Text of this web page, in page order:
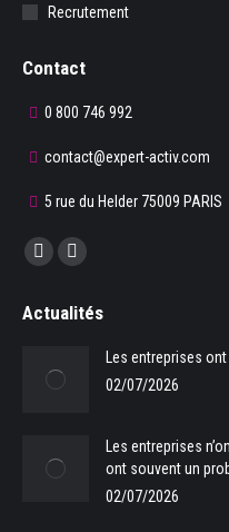
Recrutement
Contact
0 800 746 992
contact@expert-activ.com
5 rue du Helder 75009 PARIS
Trouvez nous sur :
La
Facebook
dans
fenêtre
La
LinkedIn
s'ouvre
nouvelle
fenêtre
Actualités
Les entreprises
02/07/2026
Les entreprises
ont souvent un
02/07/2026